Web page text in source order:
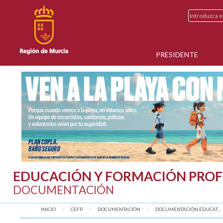
PRESIDENTE
EDUCACIÓN Y FORMACIÓN
DOCUMENTACIÓN
INICIO CEFP DOCUMENTACIÓN DOCUMENTACIÓN EDUCAT...